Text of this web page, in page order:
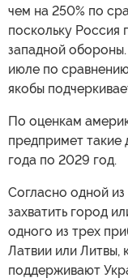
чем на 250% по
поскольку Россия
западной обороны.
июле по
якобы
По оценкам
предпримет такие
года по 2029 год.
Согласно одной
захватить город
одного из трех
Латвии или Литвы,
поддерживают